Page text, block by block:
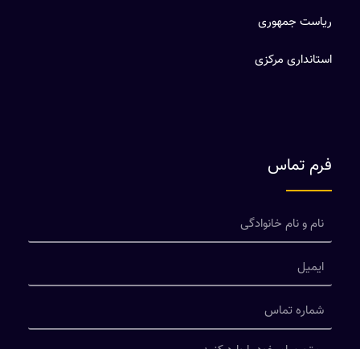
ریاست جمهوری
استانداری مرکزی
فرم تماس